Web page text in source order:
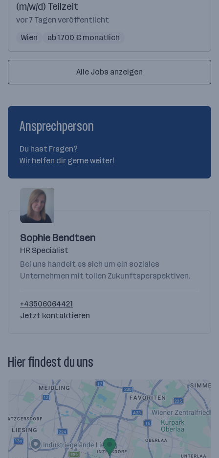
(m/w/d) Teilzeit
vor 7 Tagen veröffentlicht
Wien
ab 1.700 € monatlich
Alle Jobs anzeigen
Ansprechperson
Du hast Fragen?
Wir helfen dir gerne weiter!
Sophie Bendtsen
HR Specialist
Bei uns handelt es sich um ein soziales
Unternehmen mit tollen Zukunftsperspektiven.
+43506064421
Jetzt kontaktieren
Hier findest du uns